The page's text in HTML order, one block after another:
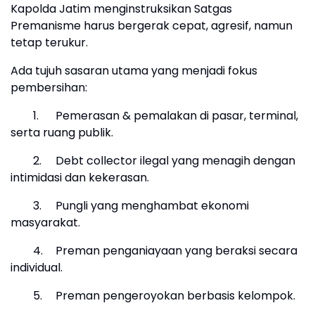
Kapolda Jatim menginstruksikan Satgas
Premanisme harus bergerak cepat, agresif, namun
tetap terukur.
Ada tujuh sasaran utama yang menjadi fokus
pembersihan:
1.
Pemerasan & pemalakan di pasar, terminal,
serta ruang publik.
2.
Debt collector ilegal yang menagih dengan
intimidasi dan kekerasan.
3.
Pungli yang menghambat ekonomi
masyarakat.
4.
Preman penganiayaan yang beraksi secara
individual.
5.
Preman pengeroyokan berbasis kelompok.